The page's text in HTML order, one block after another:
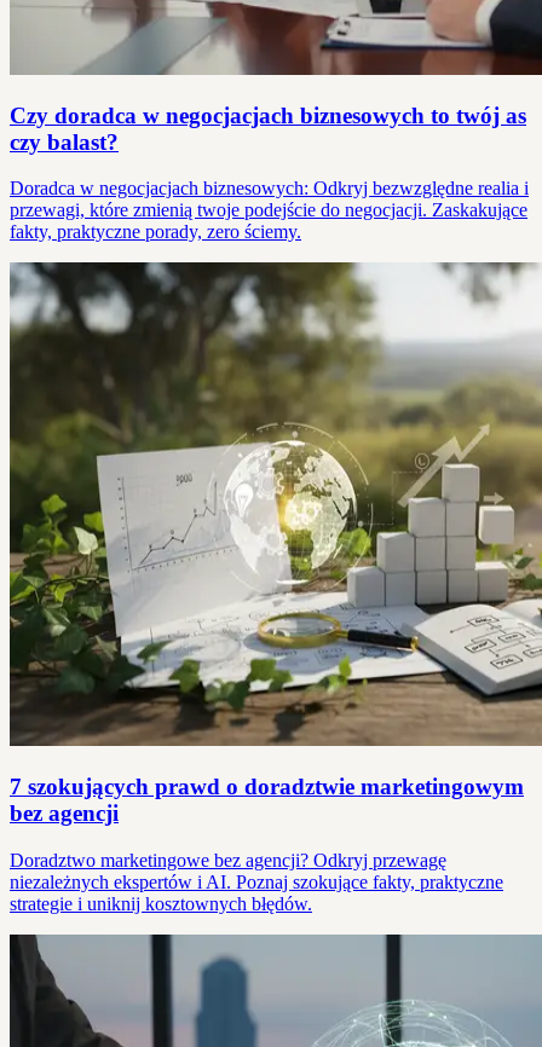
Czy doradca w negocjacjach biznesowych to twój as
czy balast?
Doradca w negocjacjach biznesowych: Odkryj bezwzględne realia i
przewagi, które zmienią twoje podejście do negocjacji. Zaskakujące
fakty, praktyczne porady, zero ściemy.
7 szokujących prawd o doradztwie marketingowym
bez agencji
Doradztwo marketingowe bez agencji? Odkryj przewagę
niezależnych ekspertów i AI. Poznaj szokujące fakty, praktyczne
strategie i uniknij kosztownych błędów.